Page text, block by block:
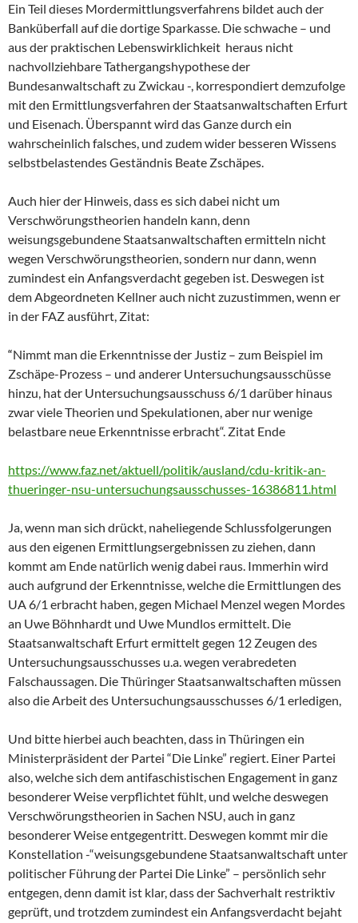
Ein Teil dieses Mordermittlungsverfahrens bildet auch der
Banküberfall auf die dortige Sparkasse. Die schwache – und
aus der praktischen Lebenswirklichkeit heraus nicht
nachvollziehbare Tathergangshypothese der
Bundesanwaltschaft zu Zwickau -, korrespondiert demzufolge
mit den Ermittlungsverfahren der Staatsanwaltschaften Erfurt
und Eisenach. Überspannt wird das Ganze durch ein
wahrscheinlich falsches, und zudem wider besseren Wissens
selbstbelastendes Geständnis Beate Zschäpes.
Auch hier der Hinweis, dass es sich dabei nicht um
Verschwörungstheorien handeln kann, denn
weisungsgebundene Staatsanwaltschaften ermitteln nicht
wegen Verschwörungstheorien, sondern nur dann, wenn
zumindest ein Anfangsverdacht gegeben ist. Deswegen ist
dem Abgeordneten Kellner auch nicht zuzustimmen, wenn er
in der FAZ ausführt, Zitat:
“Nimmt man die Erkenntnisse der Justiz – zum Beispiel im
Zschäpe-Prozess – und anderer Untersuchungsausschüsse
hinzu, hat der Untersuchungsausschuss 6/1 darüber hinaus
zwar viele Theorien und Spekulationen, aber nur wenige
belastbare neue Erkenntnisse erbracht“. Zitat Ende
https://www.faz.net/aktuell/politik/ausland/cdu-kritik-an-
thueringer-nsu-untersuchungsausschusses-16386811.html
Ja, wenn man sich drückt, naheliegende Schlussfolgerungen
aus den eigenen Ermittlungsergebnissen zu ziehen, dann
kommt am Ende natürlich wenig dabei raus. Immerhin wird
auch aufgrund der Erkenntnisse, welche die Ermittlungen des
UA 6/1 erbracht haben, gegen Michael Menzel wegen Mordes
an Uwe Böhnhardt und Uwe Mundlos ermittelt. Die
Staatsanwaltschaft Erfurt ermittelt gegen 12 Zeugen des
Untersuchungsausschusses u.a. wegen verabredeten
Falschaussagen. Die Thüringer Staatsanwaltschaften müssen
also die Arbeit des Untersuchungsausschusses 6/1 erledigen,
Und bitte hierbei auch beachten, dass in Thüringen ein
Ministerpräsident der Partei “Die Linke” regiert. Einer Partei
also, welche sich dem antifaschistischen Engagement in ganz
besonderer Weise verpflichtet fühlt, und welche deswegen
Verschwörungstheorien in Sachen NSU, auch in ganz
besonderer Weise entgegentritt. Deswegen kommt mir die
Konstellation -“weisungsgebundene Staatsanwaltschaft unter
politischer Führung der Partei Die Linke” – persönlich sehr
entgegen, denn damit ist klar, dass der Sachverhalt restriktiv
geprüft, und trotzdem zumindest ein Anfangsverdacht bejaht